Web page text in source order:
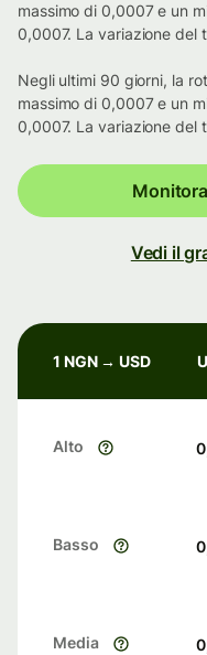
massimo di 0,0007 e un
0,0007. La variazione del
Negli ultimi 90 giorni, la
massimo di 0,0007 e un
0,0007. La variazione del
Vedi il
1 NGN → USD
Alto
Basso
Media